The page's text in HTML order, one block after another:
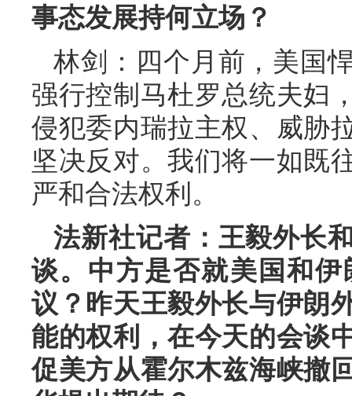
事态发展持何立场？
林剑：四个月前，美国
强行控制马杜罗总统夫妇
侵犯委内瑞拉主权、威胁
坚决反对。我们将一如既
严和合法权利。
法新社记者：王毅外长
谈。中方是否就美国和
议？昨天王毅外长与伊朗
能的权利，在今天的会谈
促美方从霍尔木兹海峡撤